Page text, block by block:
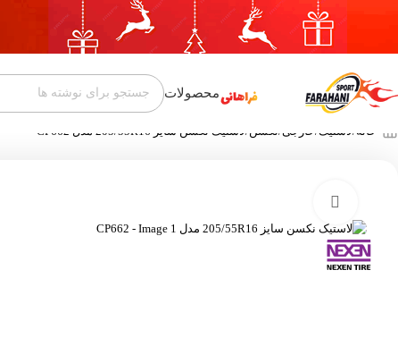
محصولات
خانه لاستیک خارجی نکسن لاستیک نکسن سایز 205/55R16 مدل CP662